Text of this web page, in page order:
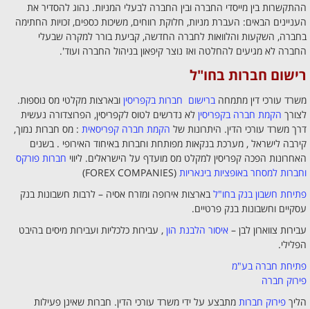
ההתקשרות בין מייסדי החברה ובין החברה לבעלי המניות. נהוג להסדיר את
העניינים הבאים: העברת מניות, חלוקת רווחים, משיכות כספים, זכויות החתימה
בחברה, השקעות והלוואות לחברה החדשה, קביעת בורר למקרה שבעלי
החברה לא מגיעים להחלטה ואז נוצר קיפאון בניהול החברה ועוד'.
רישום חברות בחו"ל
משרד עורכי דין מתמחהברישום חברות בקפריסין ובארצות מקלטי מס נוספות.
לצורך הקמת חברה בקפריסין לא נדרשים לטוס לקפריסין, הפרוצדורה נעשית
דרך משרד עורכי הדין. היתרונות של הקמת חברה קפריסאית : מס חברות נמוך,
קירבה לישראל , מערכת בנקאות מפותחת וחברות באיחוד האירופי . בשנים
האחרונות הפכה קפריסין למקלט מס מועדף על הישראלים. ליווי חברות פורקס
וחברות למסחר באופציות בינאריות (FOREX COMPANIES)
פתיחת חשבון בנק בחו"ל בארצות אירופה ומזרח אסיה – לרבות חשבונות בנק
עסקיים וחשבונות בנק פרטיים.
עבירות צווארון לבן – איסור הלבנת הון , עבירות כלכליות ועבירות מיסים בהיבט
הפלילי.
פתיחת חברה בע"מ
פירוק חברה
הליך פירוק חברות מתבצע על ידי משרד עורכי הדין. חברות שאינן פעילות